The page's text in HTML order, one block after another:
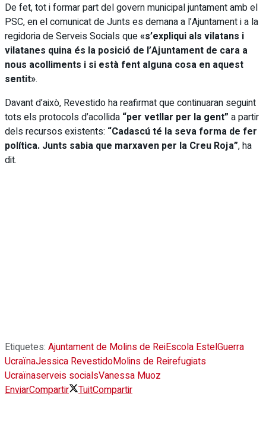
De fet, tot i formar part del govern municipal juntament amb el
PSC, en el comunicat de Junts es demana a l’Ajuntament i a la
regidoria de Serveis Socials que«s’expliqui als vilatans i
vilatanes quina és la posició de l’Ajuntament de cara a
nous acolliments i si està fent alguna cosa en aquest
sentit».
Davant d’això, Revestido ha reafirmat que continuaran seguint
tots els protocols d’acollida “per vetllar per la gent” a partir
dels recursos existents: “Cadascú té la seva forma de fer
política. Junts sabia que marxaven per la Creu Roja”, ha
dit.
Etiquetes: Ajuntament de Molins de ReiEscola EstelGuerra
UcraïnaJessica RevestidoMolins de Reirefugiats
Ucraïnaserveis socialsVanessa Muoz
EnviarCompartir TuitCompartir